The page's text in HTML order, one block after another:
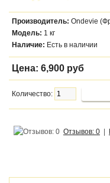
Производитель: Ondevie
Модель: 1 кг
Наличие: Есть в наличии
Цена: 6,900 руб
Количество:
Отзывов: 0